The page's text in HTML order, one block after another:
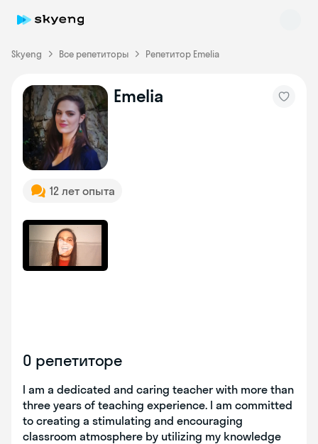
Skyeng Все репетиторы Репетитор Emelia
Emelia
12 лет опыта
О репетиторе
I am a dedicated and caring teacher with more than
three years of teaching experience. I am committed
to creating a stimulating and encouraging
classroom atmosphere by utilizing my knowledge
Skyeng Chat
online